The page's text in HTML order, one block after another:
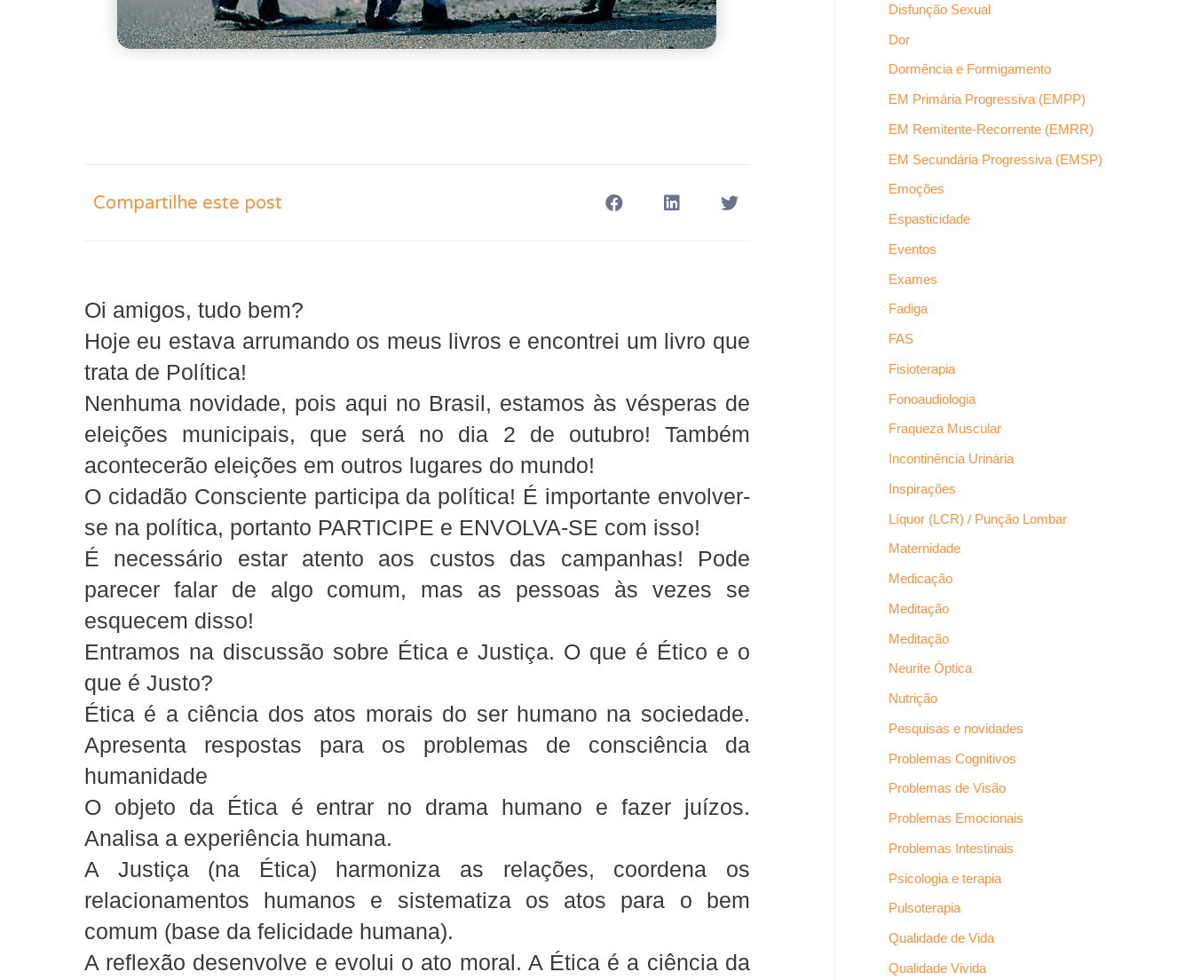
Compartilhe este post
Oi amigos, tudo bem?
Hoje eu estava arrumando os meus livros e encontrei um livro que
trata de Política!
Nenhuma novidade, pois aqui no Brasil, estamos às vésperas de
eleições municipais, que será no dia 2 de outubro! Também
acontecerão eleições em outros lugares do mundo!
O cidadão Consciente participa da política! É importante envolver-
se na política, portanto PARTICIPE e ENVOLVA-SE com isso!
É necessário estar atento aos custos das campanhas! Pode
parecer falar de algo comum, mas as pessoas às vezes se
esquecem disso!
Entramos na discussão sobre Ética e Justiça. O que é Ético e o
que é Justo?
Ética é a ciência dos atos morais do ser humano na sociedade.
Apresenta respostas para os problemas de consciência da
humanidade
O objeto da Ética é entrar no drama humano e fazer juízos.
Analisa a experiência humana.
A Justiça (na Ética) harmoniza as relações, coordena os
relacionamentos humanos e sistematiza os atos para o bem
comum (base da felicidade humana).
A reflexão desenvolve e evolui o ato moral. A Ética é a ciência da
Disfunção Sexual
Dor
Dormência e Formigamento
EM Primária Progressiva (EMPP)
EM Remitente-Recorrente (EMRR)
EM Secundária Progressiva (EMSP)
Emoções
Espasticidade
Eventos
Exames
Fadiga
FAS
Fisioterapia
Fonoaudiologia
Fraqueza Muscular
Incontinência Urinária
Inspirações
Líquor (LCR) / Punção Lombar
Maternidade
Medicação
Meditação
Meditação
Neurite Óptica
Nutrição
Pesquisas e novidades
Problemas Cognitivos
Problemas de Visão
Problemas Emocionais
Problemas Intestinais
Psicologia e terapia
Pulsoterapia
Qualidade de Vida
Qualidade Vivida